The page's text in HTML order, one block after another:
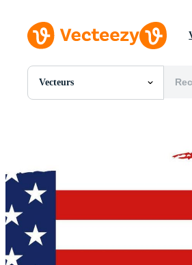
Vecteurs
Toutes Images